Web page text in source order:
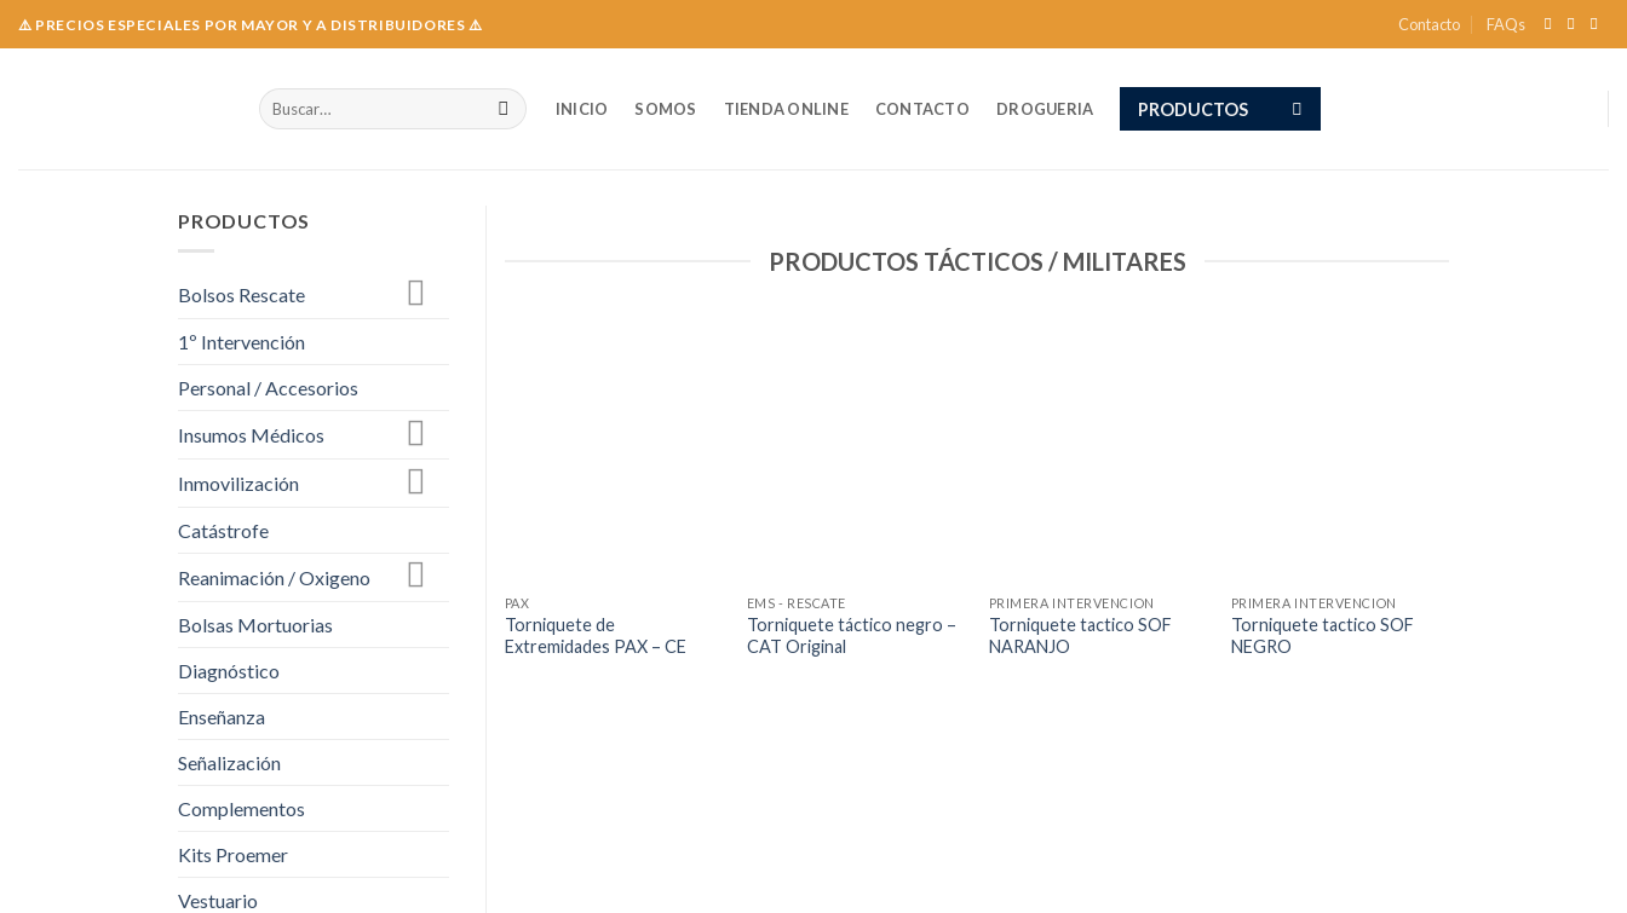
Skip
to
⚠️ PRECIOS ESPECIALES POR MAYOR Y A DISTRIBUIDORES ⚠️ Contacto FAQs
Buscar
por:
INICIO SOMOS TIENDA ONLINE CONTACTO DROGUERIA PRODUCTOS
PRODUCTOS TÁCTICOS / MILITARES
PAX
Torniquete de
Extremidades PAX – CE
EMS - RESCATE
Torniquete táctico negro –
CAT Original
PRIMERA INTERVENCION
Torniquete tactico SOF
NARANJO
PRIMERA INTERVENCION
Torniquete tactico SOF
NEGRO
PRODUCTOS
Bolsos Rescate
1º Intervención
Personal / Accesorios
Insumos Médicos
Inmovilización
Catástrofe
Reanimación / Oxigeno
Bolsas Mortuorias
Diagnóstico
Enseñanza
Señalización
Complementos
Kits Proemer
Vestuario